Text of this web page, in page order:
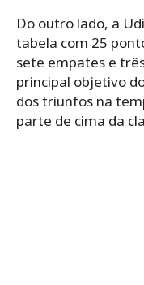
Do outro lado, a
tabela com 25
sete empates e
principal objetivo
dos triunfos na
parte de cima da